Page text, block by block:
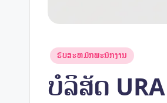
Posted
ຮັບສະຫມັກພະນັກງານ
ບໍລິສັດ